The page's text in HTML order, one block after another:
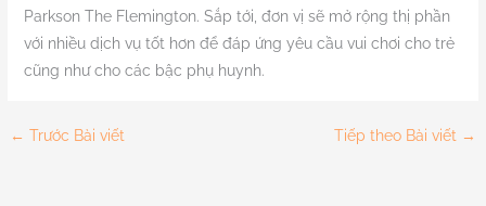
Parkson The Flemington. Sắp tới, đơn vị sẽ mở rộng thị phần
với nhiều dịch vụ tốt hơn để đáp ứng yêu cầu vui chơi cho trẻ
cũng như cho các bậc phụ huynh.
← Trước Bài viết Tiếp theo Bài viết →